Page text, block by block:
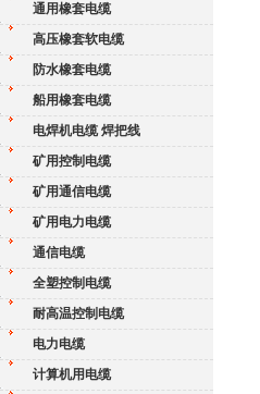
通用橡套电缆
高压橡套软电缆
防水橡套电缆
船用橡套电缆
电焊机电缆 焊把线
矿用控制电缆
矿用通信电缆
矿用电力电缆
通信电缆
全塑控制电缆
耐高温控制电缆
电力电缆
计算机用电缆